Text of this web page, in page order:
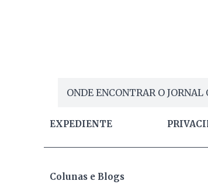
ONDE ENCONTRAR O JORNAL
EXPEDIENTE
Colunas e Blogs